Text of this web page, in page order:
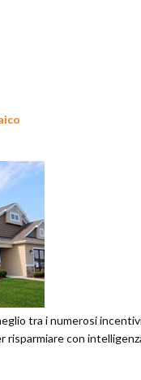
tra i numerosi
risparmiare con